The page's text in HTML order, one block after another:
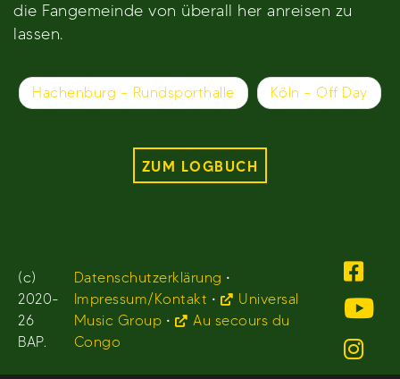
die Fangemeinde von überall her anreisen zu
lassen.
Beitragsnavigation
Hachenburg – Rundsporthalle Köln – Off Day
ZUM LOGBUCH
(c)
2020-
26
BAP.
Datenschutzerklärung •
Impressum/Kontakt •
Universal
Music Group •
Au secours du
Congo